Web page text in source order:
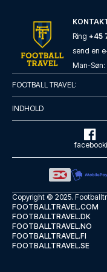
ibis London City -
Fra ibis London City -
LÆS MERE OM
Ring +45
send en
Man-Søn:
FOOTBALL TRAVEL:
INDHOLD
facebook
Copyright © 2025.
FOOTBALLTRAVEL.COM
FOOTBALLTRAVEL.DK
FOOTBALLTRAVEL.NO
FOOTBALLTRAVEL.FI
FOOTBALLTRAVEL.SE